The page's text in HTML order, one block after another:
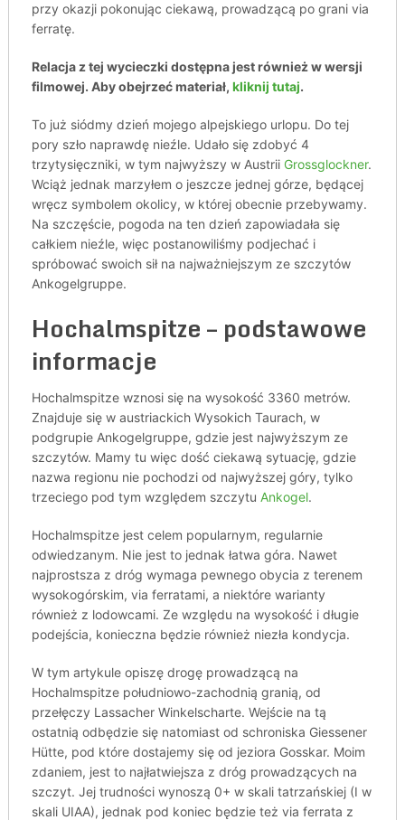
przy okazji pokonując ciekawą, prowadzącą po grani via
ferratę.
Relacja z tej wycieczki dostępna jest również w wersji
filmowej. Aby obejrzeć materiał, kliknij tutaj.
To już siódmy dzień mojego alpejskiego urlopu. Do tej
pory szło naprawdę nieźle. Udało się zdobyć 4
trzytysięczniki, w tym najwyższy w Austrii Grossglockner.
Wciąż jednak marzyłem o jeszcze jednej górze, będącej
wręcz symbolem okolicy, w której obecnie przebywamy.
Na szczęście, pogoda na ten dzień zapowiadała się
całkiem nieźle, więc postanowiliśmy podjechać i
spróbować swoich sił na najważniejszym ze szczytów
Ankogelgruppe.
Hochalmspitze – podstawowe
informacje
Hochalmspitze wznosi się na wysokość 3360 metrów.
Znajduje się w austriackich Wysokich Taurach, w
podgrupie Ankogelgruppe, gdzie jest najwyższym ze
szczytów. Mamy tu więc dość ciekawą sytuację, gdzie
nazwa regionu nie pochodzi od najwyższej góry, tylko
trzeciego pod tym względem szczytu Ankogel.
Hochalmspitze jest celem popularnym, regularnie
odwiedzanym. Nie jest to jednak łatwa góra. Nawet
najprostsza z dróg wymaga pewnego obycia z terenem
wysokogórskim, via ferratami, a niektóre warianty
również z lodowcami. Ze względu na wysokość i długie
podejścia, konieczna będzie również niezła kondycja.
W tym artykule opiszę drogę prowadzącą na
Hochalmspitze południowo-zachodnią granią, od
przełęczy Lassacher Winkelscharte. Wejście na tą
ostatnią odbędzie się natomiast od schroniska Giessener
Hütte, pod które dostajemy się od jeziora Gosskar. Moim
zdaniem, jest to najłatwiejsza z dróg prowadzących na
szczyt. Jej trudności wynoszą 0+ w skali tatrzańskiej (I w
skali UIAA), jednak pod koniec będzie też via ferrata z